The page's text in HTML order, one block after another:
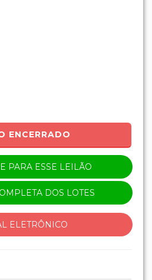
ENCERRADO
PARA ESSE LEILÃO
DOS LOTES
ELETRÔNICO